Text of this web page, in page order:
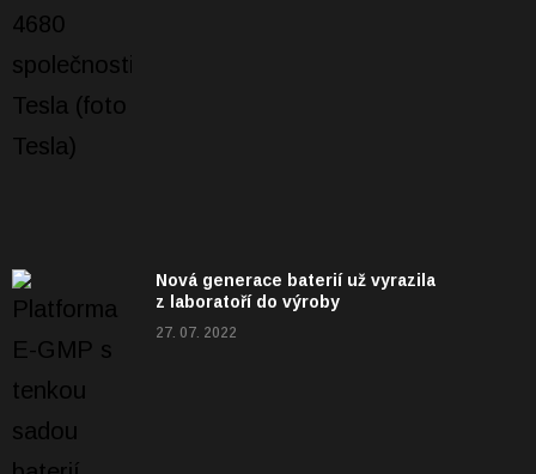
Nová generace baterií už vyrazila
z laboratoří do výroby
27. 07. 2022